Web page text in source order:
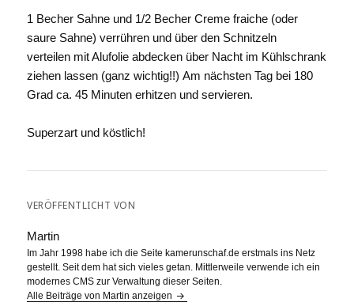
1 Becher Sahne und 1/2 Becher Creme fraiche (oder
saure Sahne) verrühren und über den Schnitzeln
verteilen mit Alufolie abdecken über Nacht im Kühlschrank
ziehen lassen (ganz wichtig!!) Am nächsten Tag bei 180
Grad ca. 45 Minuten erhitzen und servieren.
Superzart und köstlich!
VERÖFFENTLICHT VON
Martin
Im Jahr 1998 habe ich die Seite kamerunschaf.de erstmals ins Netz
gestellt. Seit dem hat sich vieles getan. Mittlerweile verwende ich ein
modernes CMS zur Verwaltung dieser Seiten.
Alle Beiträge von Martin anzeigen